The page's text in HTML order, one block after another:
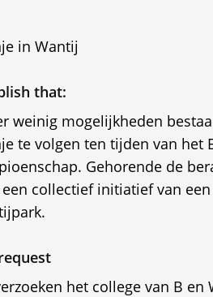
in Wantij
that:
weinig mogelijkheden
te volgen ten tijden van het
Gehorende de
collectief initiatief van
het college van B en